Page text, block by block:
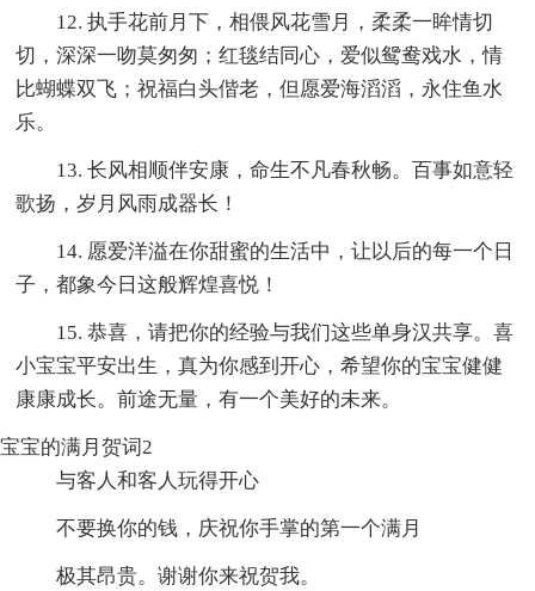
12. 执手花前月下，相偎风花雪月，柔柔一眸情切
切，深深一吻莫匆匆；红毯结同心，爱似鸳鸯戏水，情
比蝴蝶双飞；祝福白头偕老，但愿爱海滔滔，永住鱼水
乐。
13. 长风相顺伴安康，命生不凡春秋畅。百事如意轻
歌扬，岁月风雨成器长！
14. 愿爱洋溢在你甜蜜的生活中，让以后的每一个日
子，都象今日这般辉煌喜悦！
15. 恭喜，请把你的经验与我们这些单身汉共享。喜
小宝宝平安出生，真为你感到开心，希望你的宝宝健健
康康成长。前途无量，有一个美好的未来。
宝宝的满月贺词2
与客人和客人玩得开心
不要换你的钱，庆祝你手掌的第一个满月
极其昂贵。谢谢你来祝贺我。